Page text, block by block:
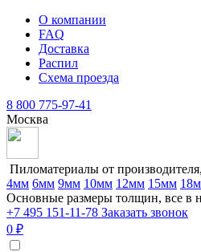
О компании
FAQ
Доставка
Распил
Схема проезда
8 800 775-97-41
Москва
Пиломатериалы от производителя,
4мм 6мм 9мм 10мм 12мм 15мм
Основные размеры толщин, все в
+7 495 151-11-78 Заказать звонок
0 ₽